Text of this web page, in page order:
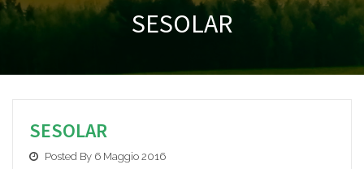
SESOLAR
SESOLAR
Posted By 6 Maggio 2016